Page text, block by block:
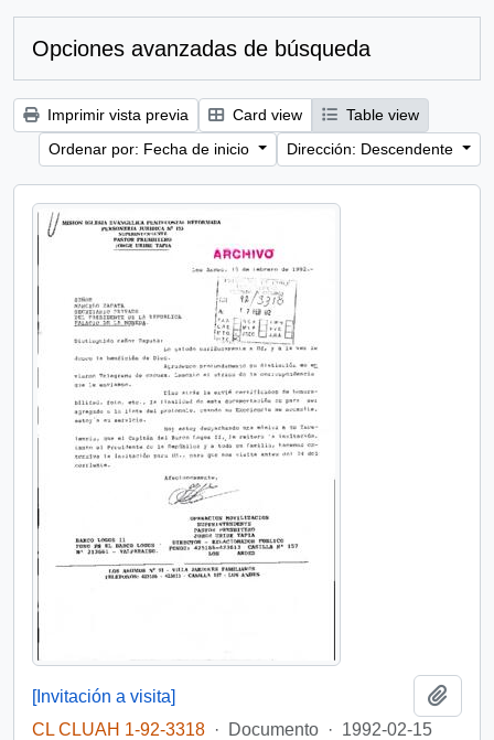
Opciones avanzadas de búsqueda
Imprimir vista previa Card view
Table view
Ordenar por: Fecha de inicio
Dirección: Descendente
[Invitación a visita]
CL CLUAH 1-92-3318 · Documento · 1992-02-15